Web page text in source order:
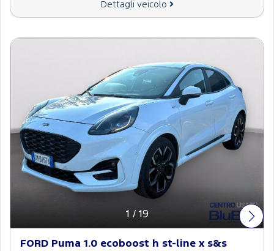
Dettagli veicolo
1 / 19
FORD Puma 1.0 ecoboost h st-line x s&s